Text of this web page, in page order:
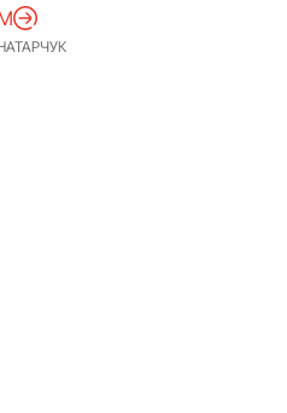
Архив проектов